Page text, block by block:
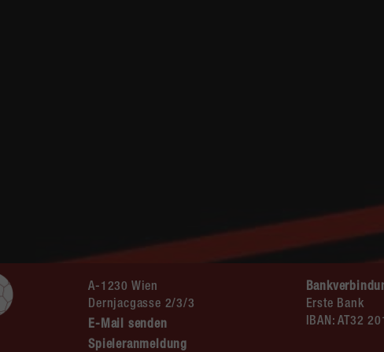
A-1230 Wien
Dernjacgasse 2/3/3
E-Mail senden
Spieleranmeldung
Erste Bank
IBAN: AT32